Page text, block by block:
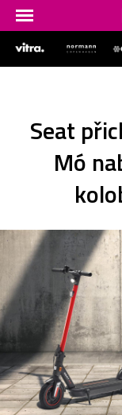
Seat
Mó